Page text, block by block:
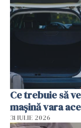
Ce trebuie să
mașină vara
31 IULIE 2026